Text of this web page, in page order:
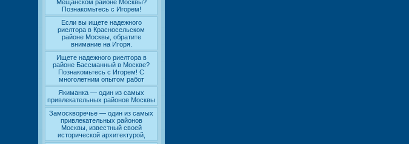
Мещанском районе Москвы?
Познакомьтесь с Игорем!
Если вы ищете надежного
риелтора в Красносельском
районе Москвы, обратите
внимание на Игоря.
Ищете надежного риелтора в
районе Бассманный в Москве?
Познакомьтесь с Игорем! С
многолетним опытом работ
Якиманка — один из самых
привлекательных районов Москвы
Замоскворечье — один из самых
привлекательных районов
Москвы, известный своей
исторической архитектурой,